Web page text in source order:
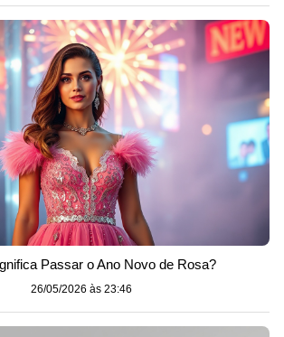
Passar o Ano Novo de Rosa?
26/05/2026 às 23:46